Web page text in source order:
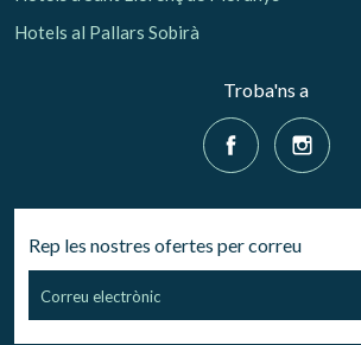
Hotels al Pallars Sobirà
Troba'ns a
Rep les nostres ofertes per correu